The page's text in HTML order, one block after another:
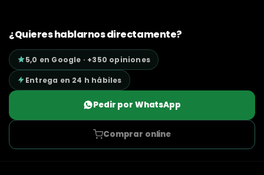
¿Quieres hablarnos directamente?
5,0 en Google · +350 opiniones
Entrega en 24 h hábiles
Pedir por WhatsApp
Comprar online